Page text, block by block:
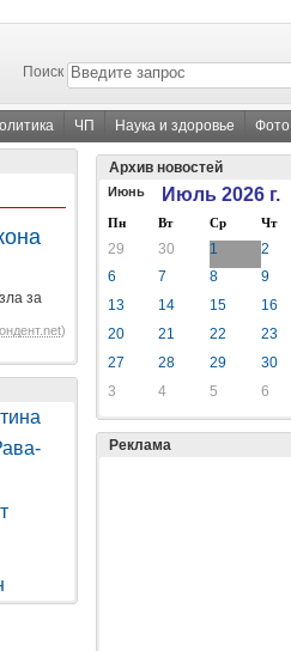
Поиск
ЧП Наука и здоровье Фото
за
)
Архив новостей
Июнь Июль 2026 г.
Пн Вт Ср Чт
29 30 1 2
6
7 8 9
13
14 15 16
20
21 22 23
27
28 29 30
3
4 5 6
Реклама